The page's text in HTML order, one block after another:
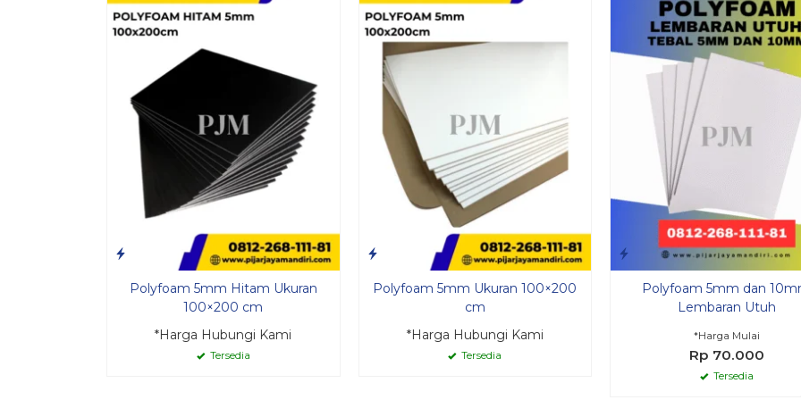
Polyfoam 5mm Hitam Ukuran
100×200 cm
*Harga Hubungi Kami
Tersedia
Polyfoam 5mm Ukuran 100×200
cm
*Harga Hubungi Kami
Tersedia
Polyfoam 5mm dan
Lembaran Utuh
*Harga Mulai
Rp 70.000
Tersedia